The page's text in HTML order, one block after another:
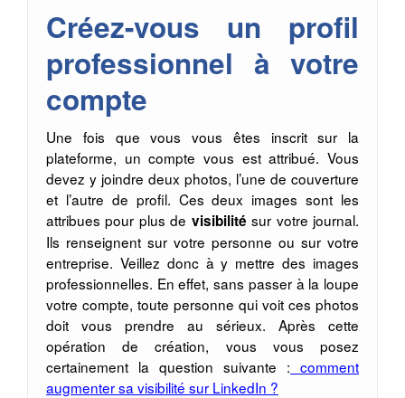
Créez-vous un profil
professionnel à votre
compte
Une fois que vous vous êtes inscrit sur la
plateforme, un compte vous est attribué. Vous
devez y joindre deux photos, l’une de couverture
et l’autre de profil. Ces deux images sont les
attribues pour plus de visibilité sur votre journal.
Ils renseignent sur votre personne ou sur votre
entreprise. Veillez donc à y mettre des images
professionnelles. En effet, sans passer à la loupe
votre compte, toute personne qui voit ces photos
doit vous prendre au sérieux. Après cette
opération de création, vous vous posez
certainement la question suivante : comment
augmenter sa visibilité sur LinkedIn ?